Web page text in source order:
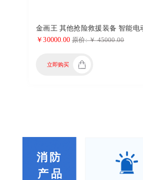
￥30000.00 原价: ￥ 45000.00
立即购买
消 防
产 品